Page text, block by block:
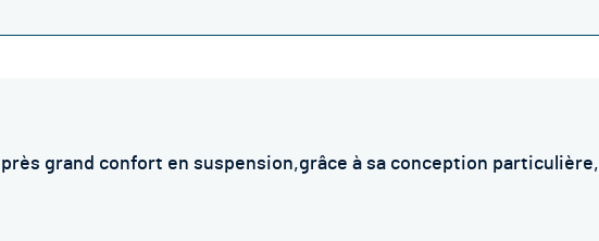
grand confort en suspension,grâce à sa conception particulière,